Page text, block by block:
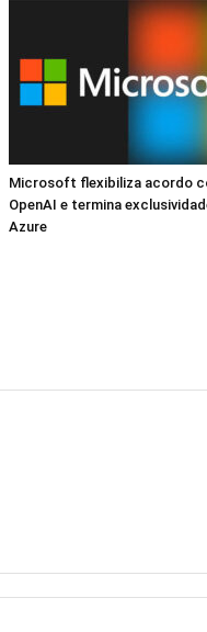
Microsoft flexibiliza acordo
OpenAI e termina
Azure